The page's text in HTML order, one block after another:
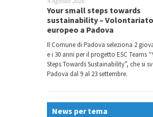
Your small steps towards
sustainability – Volontariato
europeo a Padova
Il Comune di Padova seleziona 2
e i 30 anni per il progetto ESC Teams
Steps Towards Sustainability”, che si
Padova dal 9 al 23 settembre.
News per tema